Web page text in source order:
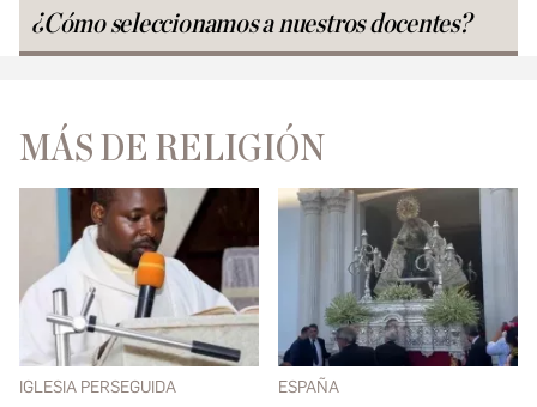
¿Cómo seleccionamos a nuestros docentes?
MÁS DE RELIGIÓN
IGLESIA PERSEGUIDA ESPAÑA